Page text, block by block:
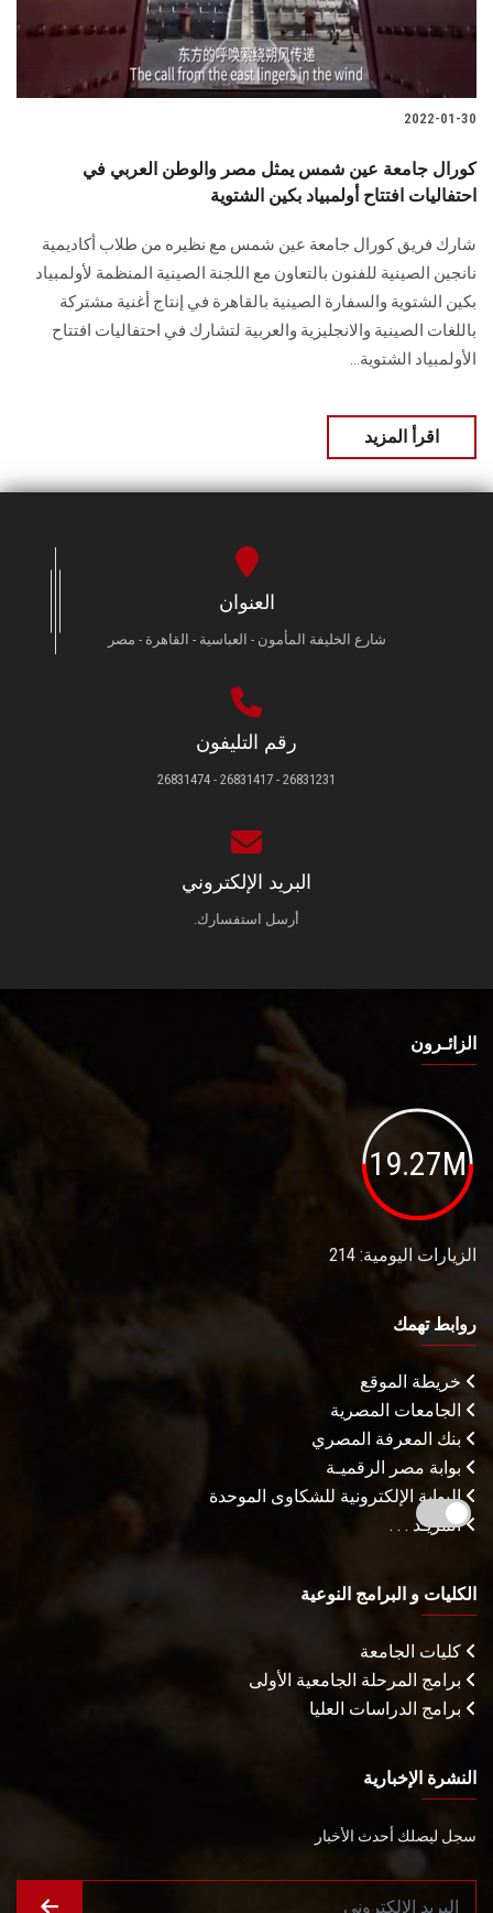
الدراسات العليا
الزائـرون
سجل الان
2022-01-30
كورال جامعة عين شمس يمثل مصر والوطن العربي في
احتفاليات افتتاح أولمبياد بكين الشتوية
شارك فريق كورال جامعة عين شمس مع نظيره من طلاب أكاديمية
نانجين الصينية للفنون بالتعاون مع اللجنة الصينية المنظمة لأولمبياد
بكين الشتوية والسفارة الصينية بالقاهرة في إنتاج أغنية مشتركة
باللغات الصينية والانجليزية والعربية لتشارك في احتفاليات افتتاح
الأولمبياد الشتوية...
اقرأ المزيد
العنوان
شارع الخليفة المأمون - العباسية - القاهرة - مصر
رقم التليفون
26831231 - 26831417 - 26831474
البريد الإلكتروني
أرسل استفسارك.
الزائـرون
19.27M
الزيارات اليومية: 214
روابط تهمك
خريطة الموقع
الجامعات المصرية
بنك المعرفة المصري
بوابة مصر الرقميـة
البوابة الإلكترونية للشكاوى الموحدة
المزيـد . . .
الكليات و البرامج النوعية
كليات الجامعة
برامج المرحلة الجامعية الأولى
برامج الدراسات العليا
النشرة الإخبارية
سجل ليصلك أحدث الأخبار